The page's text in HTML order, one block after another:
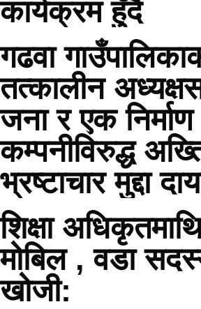
कार्यक्रम हुँदै
गढवा
तत्कालीन
जना र एक निर्माण
कम्पनीविरुद्ध
भ्रष्टाचार मुद्दा
शिक्षा
मोबिल , वडा
खोजी: